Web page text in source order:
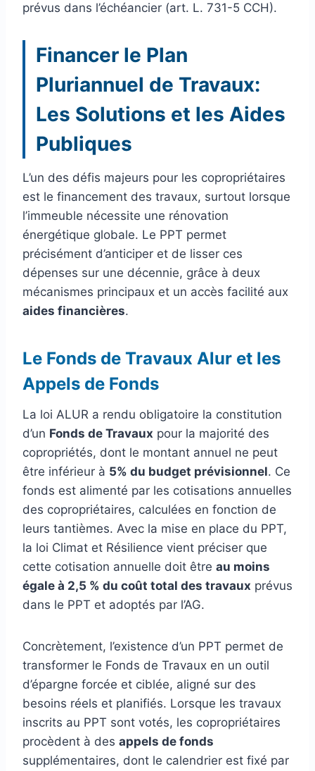
prévus dans l’échéancier (art. L. 731-5 CCH).
Financer le Plan
Pluriannuel de Travaux:
Les Solutions et les Aides
Publiques
L’un des défis majeurs pour les copropriétaires
est le financement des travaux, surtout lorsque
l’immeuble nécessite une rénovation
énergétique globale. Le PPT permet
précisément d’anticiper et de lisser ces
dépenses sur une décennie, grâce à deux
mécanismes principaux et un accès facilité aux
aides financières.
Le Fonds de Travaux Alur et les
Appels de Fonds
La loi ALUR a rendu obligatoire la constitution
d’un Fonds de Travaux pour la majorité des
copropriétés, dont le montant annuel ne peut
être inférieur à 5% du budget prévisionnel. Ce
fonds est alimenté par les cotisations annuelles
des copropriétaires, calculées en fonction de
leurs tantièmes. Avec la mise en place du PPT,
la loi Climat et Résilience vient préciser que
cette cotisation annuelle doit être au moins
égale à 2,5 % du coût total des travaux prévus
dans le PPT et adoptés par l’AG.
Concrètement, l’existence d’un PPT permet de
transformer le Fonds de Travaux en un outil
d’épargne forcée et ciblée, aligné sur des
besoins réels et planifiés. Lorsque les travaux
inscrits au PPT sont votés, les copropriétaires
procèdent à des appels de fonds
supplémentaires, dont le calendrier est fixé par